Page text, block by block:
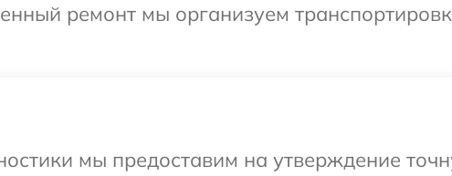
ремонт мы организуем
мы предоставим на утверждение